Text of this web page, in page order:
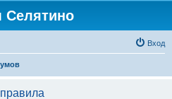
Вход